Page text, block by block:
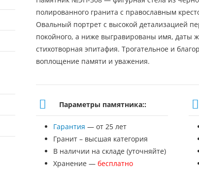
полированного гранита с православным
Овальный портрет с высокой детализацией
покойного, а ниже выгравированы имя, даты
стихотворная эпитафия. Трогательное и
воплощение памяти и уважения.
Параметры памятника::
Гарантия — от 25 лет
Гранит – высшая категория
В наличии на складе (уточняйте)
Хранение — бесплатно